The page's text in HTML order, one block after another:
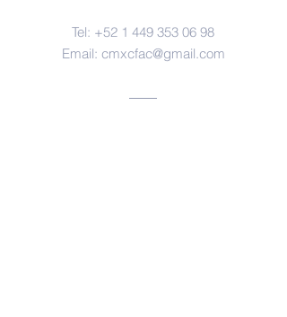
Tel: +52 1 449 353 06 98
Email: cmxcfac@gmail.com